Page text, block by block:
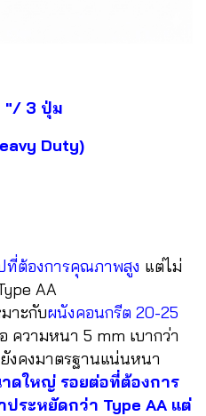
"/ 3 ปุ่ม
Duty)
ที่ต้องการคุณภาพสูง แต่ไม่
AA
มาะกับผนังคอนกรีต 20-25
ความหนา 5 mm เบากว่า
งคงมาตรฐานแน่นหนา
ดใหญ่ รอยต่อที่ต้องการ
ระหยัดกว่า Type AA แต่